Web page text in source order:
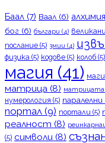
Баал (7) Ваал (6) алхимия
бог (6) българи (4)
послание (5) змии (4)
физика (5) кодове (5) колоб (5)
магия (41)
матрица (8) матрицата
нумерология (5) паралелни
портал (9) портали (5)
реалност (8)
(5) символи (8)